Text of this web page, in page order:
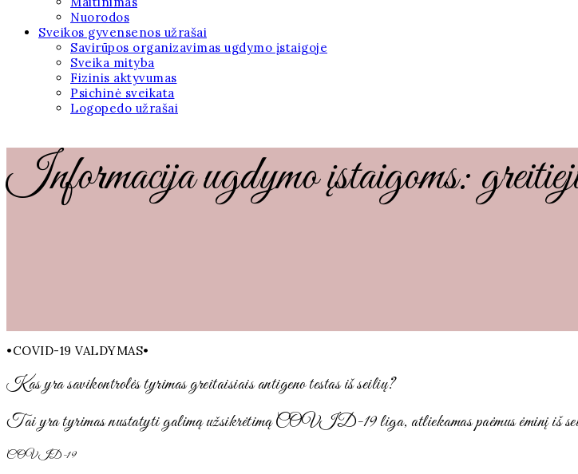
Nuorodos
Sveikos gyvensenos užrašai
Savirūpos organizavimas ugdymo įstaigoje
Sveika mityba
Fizinis aktyvumas
Psichinė sveikata
Logopedo užrašai
Informacija ugdymo įstaigoms: greitieji
•COVID-19 VALDYMAS•
Kas yra savikontrolės tyrimas greitaisiais antigeno testas iš seilių?
Tai yra tyrimas nustatyti galimą užsikrėtimą COVID-19 liga, atliekamas paėmus ėminį iš
COVID-19